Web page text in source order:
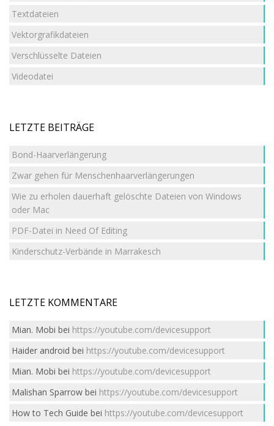
Textdateien
Vektorgrafikdateien
Verschlüsselte Dateien
Videodatei
LETZTE BEITRÄGE
Bond-Haarverlängerung
Zwar gehen für Menschenhaarverlängerungen
Wie zu erholen dauerhaft gelöschte Dateien von Windows
oder Mac
PDF-Datei in Need Of Editing
Kinderschutz-Verbände in Marrakesch
LETZTE KOMMENTARE
Mian. Mobi bei https://youtube.com/devicesupport
Haider android bei https://youtube.com/devicesupport
Mian. Mobi bei https://youtube.com/devicesupport
Malishan Sparrowbei https://youtube.com/devicesupport
How to Tech Guide bei https://youtube.com/devicesupport